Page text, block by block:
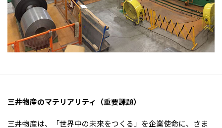
三井物産のマテリアリティ（重要課題）
三井物産は、「世界中の未来をつくる」を企業使命に、さま